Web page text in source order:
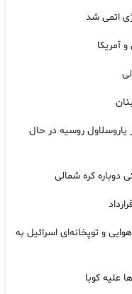
اتمی شد
آمریکا
یاروسلاول روسیه در حال
کره شمالی
حملات هوایی و توپخانه‌ای اسرائیل به
علیه کوبا